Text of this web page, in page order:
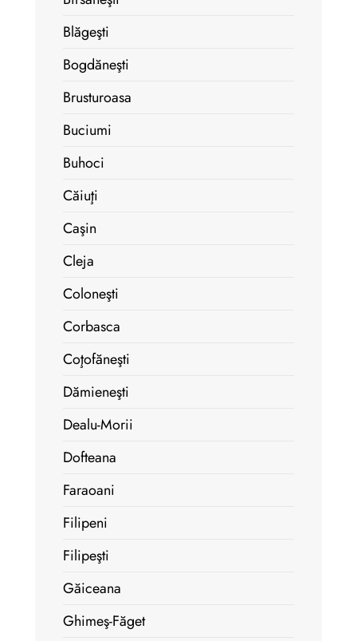
Blăgeşti
Bogdăneşti
Brusturoasa
Buciumi
Buhoci
Căiuţi
Caşin
Cleja
Coloneşti
Corbasca
Coţofăneşti
Dămieneşti
Dealu-Morii
Dofteana
Faraoani
Filipeni
Filipeşti
Găiceana
Ghimeş-Făget